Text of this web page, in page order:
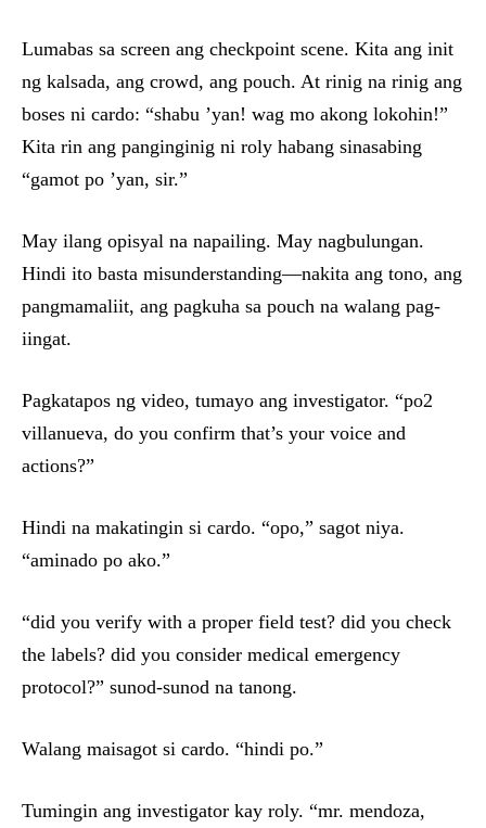
Lumabas sa screen ang checkpoint scene. Kita ang init
ng kalsada, ang crowd, ang pouch. At rinig na rinig ang
boses ni cardo: “shabu ’yan! wag mo akong lokohin!”
Kita rin ang panginginig ni roly habang sinasabing
“gamot po ’yan, sir.”
May ilang opisyal na napailing. May nagbulungan.
Hindi ito basta misunderstanding—nakita ang tono, ang
pangmamaliit, ang pagkuha sa pouch na walang pag-
iingat.
Pagkatapos ng video, tumayo ang investigator. “po2
villanueva, do you confirm that’s your voice and
actions?”
Hindi na makatingin si cardo. “opo,” sagot niya.
“aminado po ako.”
“did you verify with a proper field test? did you check
the labels? did you consider medical emergency
protocol?” sunod-sunod na tanong.
Walang maisagot si cardo. “hindi po.”
Tumingin ang investigator kay roly. “mr. mendoza,